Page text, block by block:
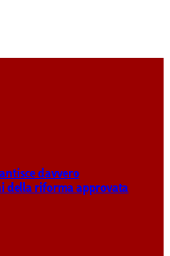
davvero
della riforma approvata